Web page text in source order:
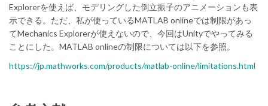
Explorerを使えば、モデリングした倒立振子のアニメーションも表
示できる。ただ、私が使っているMATLAB onlineでは制限があっ
てMechanics Explorerが使えないので、今回はUnityでやってみる
ことにした。MATLAB onlineの制限については以下を参照。
https://jp.mathworks.com/products/matlab-online/limitations.html